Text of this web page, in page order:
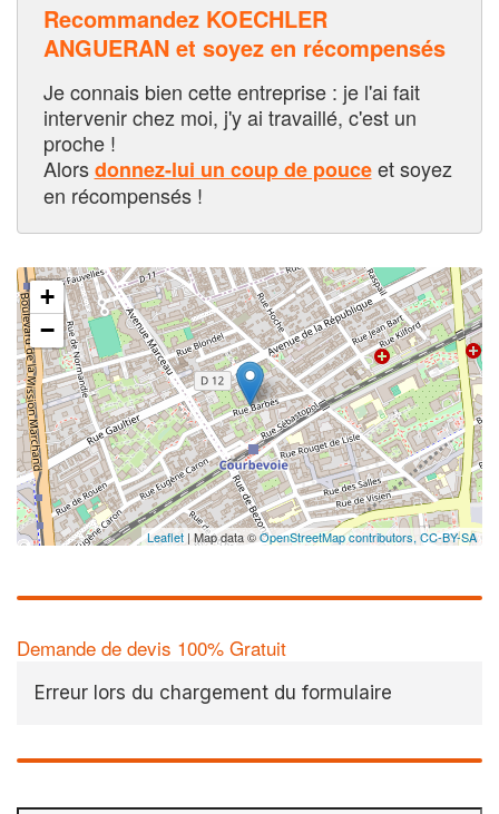
Recommandez KOECHLER
ANGUERAN et soyez en récompensés
Je connais bien cette entreprise : je l'ai fait
intervenir chez moi, j'y ai travaillé, c'est un
proche !
Alorsdonnez-lui un coup de pouceet soyez
en récompensés !
+
−
Leaflet | Map data ©OpenStreetMap contributors, CC-BY-SA
Demande de devis 100% Gratuit
Erreur lors du chargement du formulaire